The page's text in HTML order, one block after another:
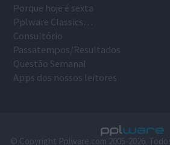
Porque hoje é sexta
Pplware Classics…
Consultório
Passatempos/Resultados
Questão Semanal
Apps dos nossos leitores
© Copyright Pplware.com 2005-2026.